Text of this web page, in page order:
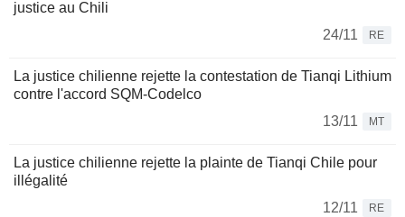
justice au Chili
24/11
RE
La justice chilienne rejette la contestation de Tianqi Lithium
contre l'accord SQM-Codelco
13/11
MT
La justice chilienne rejette la plainte de Tianqi Chile pour
illégalité
12/11
RE